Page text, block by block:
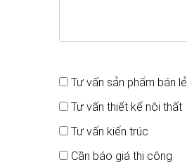
Tư vấn sản phẩm bán lẻ
Tư vấn thiết kế nội thất
Tư vấn kiến trúc
Cần báo giá thi công